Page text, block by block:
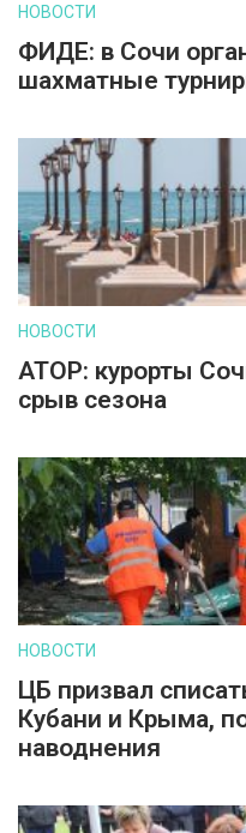
НОВОСТИ
ФИДЕ: в Сочи
шахматные
НОВОСТИ
АТОР: курорты
срыв сезона
НОВОСТИ
ЦБ призвал
Кубани и Крыма,
наводнения